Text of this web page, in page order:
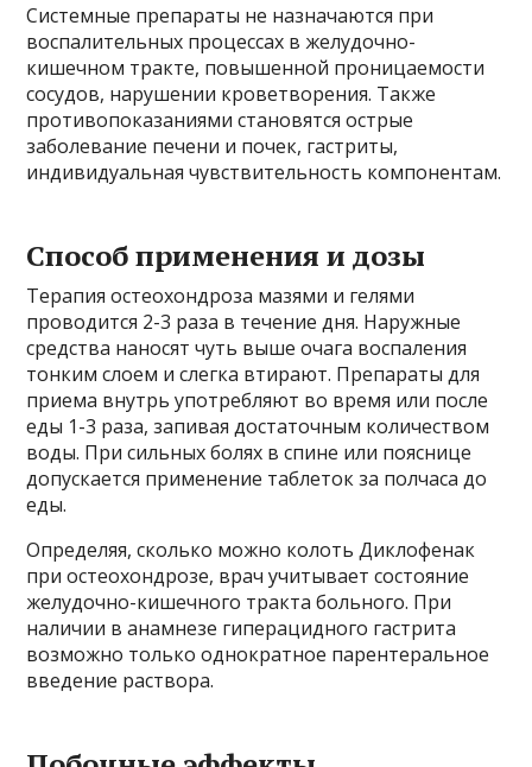
Системные препараты не назначаются при
воспалительных процессах в желудочно-
кишечном тракте, повышенной проницаемости
сосудов, нарушении кроветворения. Также
противопоказаниями становятся острые
заболевание печени и почек, гастриты,
индивидуальная чувствительность компонентам.
Способ применения и дозы
Терапия остеохондроза мазями и гелями
проводится 2-3 раза в течение дня. Наружные
средства наносят чуть выше очага воспаления
тонким слоем и слегка втирают. Препараты для
приема внутрь употребляют во время или после
еды 1-3 раза, запивая достаточным количеством
воды. При сильных болях в спине или пояснице
допускается применение таблеток за полчаса до
еды.
Определяя, сколько можно колоть Диклофенак
при остеохондрозе, врач учитывает состояние
желудочно-кишечного тракта больного. При
наличии в анамнезе гиперацидного гастрита
возможно только однократное парентеральное
введение раствора.